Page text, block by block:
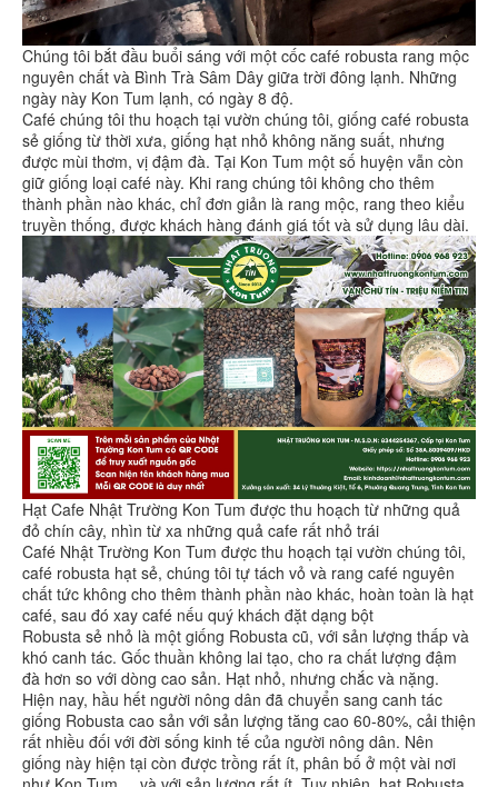
Chúng tôi bắt đầu buổi sáng với một cốc café robusta rang mộc
nguyên chất và Bình Trà Sâm Dây giữa trời đông lạnh. Những
ngày này Kon Tum lạnh, có ngày 8 độ.
Café chúng tôi thu hoạch tại vườn chúng tôi, giống café robusta
sẻ giống từ thời xưa, giống hạt nhỏ không năng suất, nhưng
được mùi thơm, vị đậm đà. Tại Kon Tum một số huyện vẫn còn
giữ giống loại café này. Khi rang chúng tôi không cho thêm
thành phần nào khác, chỉ đơn giản là rang mộc, rang theo kiểu
truyền thống, được khách hàng đánh giá tốt và sử dụng lâu dài.
Hạt Cafe Nhật Trường Kon Tum được thu hoạch từ những quả
đỏ chín cây, nhìn từ xa những quả cafe rất nhỏ trái
Café Nhật Trường Kon Tum được thu hoạch tại vườn chúng tôi,
café robusta hạt sẻ, chúng tôi tự tách vỏ và rang café nguyên
chất tức không cho thêm thành phần nào khác, hoàn toàn là hạt
café, sau đó xay café nếu quý khách đặt dạng bột
Robusta sẻ nhỏ là một giống Robusta cũ, với sản lượng thấp và
khó canh tác. Gốc thuần không lai tạo, cho ra chất lượng đậm
đà hơn so với dòng cao sản. Hạt nhỏ, nhưng chắc và nặng.
Hiện nay, hầu hết người nông dân đã chuyển sang canh tác
giống Robusta cao sản với sản lượng tăng cao 60-80%, cải thiện
rất nhiều đối với đời sống kinh tế của người nông dân. Nên
giống này hiện tại còn được trồng rất ít, phân bố ở một vài nơi